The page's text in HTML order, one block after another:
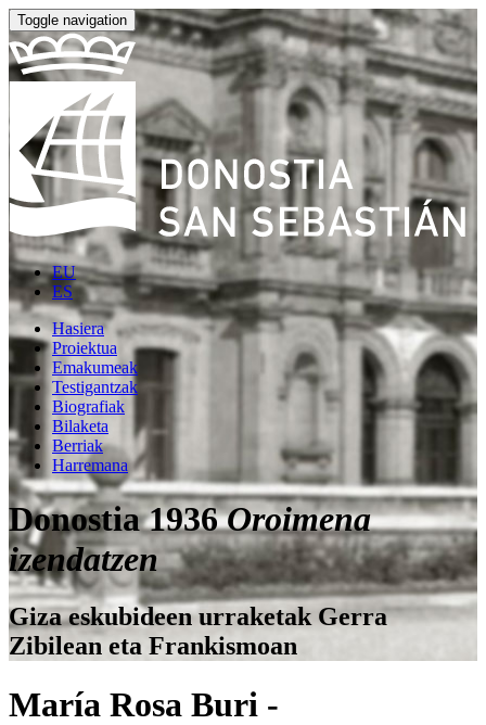
Toggle navigation
EU
ES
Hasiera
Proiektua
Emakumeak
Testigantzak
Biografiak
Bilaketa
Berriak
Harremana
Donostia 1936Oroimena
izendatzen
Giza eskubideen urraketak Gerra
Zibilean eta Frankismoan
María Rosa Buri -